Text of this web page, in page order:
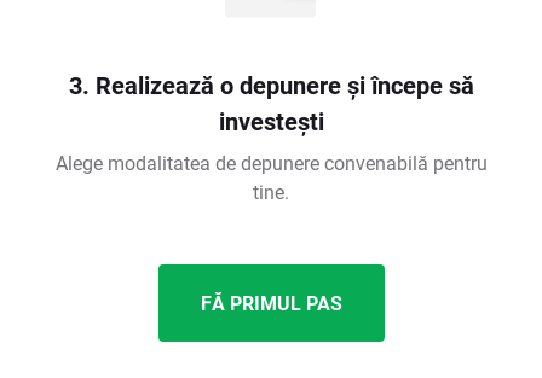
3. Realizează o depunere și începe să
investești
Alege modalitatea de depunere convenabilă pentru
tine.
FĂ PRIMUL PAS